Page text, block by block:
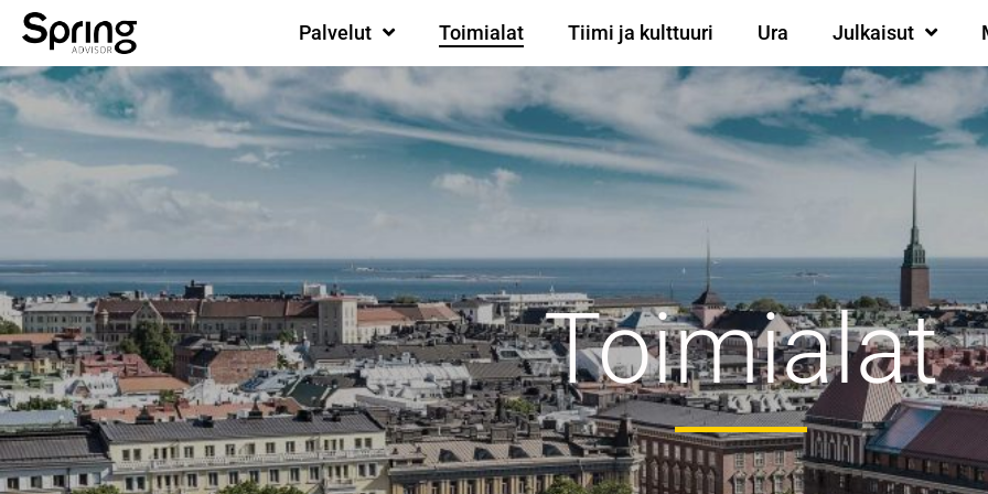
Palvelut Toimialat Tiimi ja kulttuuri Ura Julkaisut
Toimialat